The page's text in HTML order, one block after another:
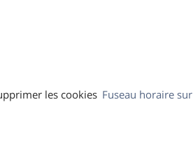
Fuseau horaire sur
les cookies